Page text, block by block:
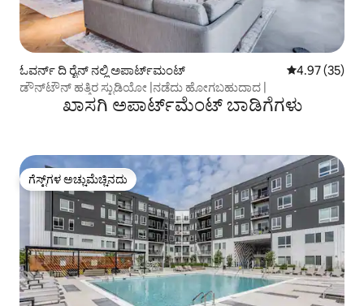
ಓವರ್ನ್ ದಿ ರೈನ್ ನಲ್ಲಿ ಅಪಾರ್ಟ್‌ಮಂಟ್ 5 ರಲ್ಲಿ 4.97
4.97 (35)
ಡೌನ್‌ಟೌನ್ ಹತ್ತಿರ ಸ್ಟುಡಿಯೋ |ನಡೆದು ಹೋಗಬಹುದಾದ |
ಖಾಸಗಿ ಅಪಾರ್ಟ್‌ಮೆಂಟ್ ಬಾಡಿಗೆಗಳು
ಗೆಸ್ಟ್‌ಗಳ ಅಚ್ಚುಮೆಚ್ಚಿನದು
ಗೆಸ್ಟ್‌ಗಳ ಅಚ್ಚುಮೆಚ್ಚಿನದು